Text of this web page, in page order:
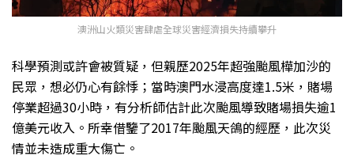
澳洲山火類災害肆虐全球災害經濟損失持續攀升
科學預測或許會被質疑，但親歷2025年超強颱風樺加沙的
民眾，想必仍心有餘悸；當時澳門水浸高度達1.5米，賭場
停業超過30小時，有分析師估計此次颱風導致賭場損失逾1
億美元收入。所幸借鑒了2017年颱風天鴿的經歷，此次災
情並未造成重大傷亡。